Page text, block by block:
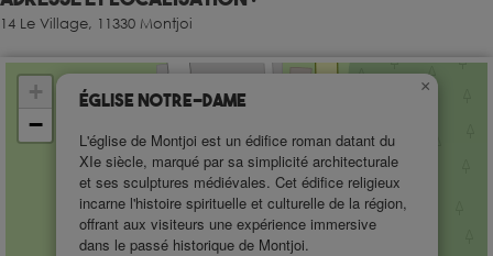
14 Le Village, 11330 Montjoi
Église Notre-Dame
L'église de Montjoi est un édifice roman datant du
XIe siècle, marqué par sa simplicité architecturale
et ses sculptures médiévales. Cet édifice religieux
incarne l'histoire spirituelle et culturelle de la région,
offrant aux visiteurs une expérience immersive
dans le passé historique de Montjoi.
×
+
−